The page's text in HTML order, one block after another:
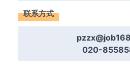
联系方式
020-